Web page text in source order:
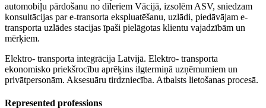
automobiļu pārdošanu no dīleriem Vācijā, izsolēm ASV, sniedzam
konsultācijas par e-transorta ekspluatēšanu, uzlādi, piedāvājam e-
transporta uzlādes stacijas īpaši pielāgotas klientu vajadzībām un
mērķiem.
Elektro- transporta integrācija Latvijā. Elektro- transporta
ekonomisko priekšrocību aprēķins ilgtermiņā uzņēmumiem un
privātpersonām. Aksesuāru tirdzniecība. Atbalsts lietošanas procesā.
Represented professions